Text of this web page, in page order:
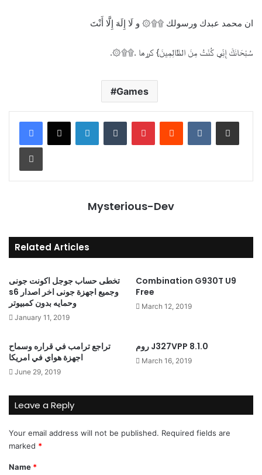
ان محمد عبدك ورسولك ۩۩۞ و لَا إِلَهَ إِلَّا أَنْتَ
سُبْحَانَكَ إِنِّي كُنْتُ مِنَ الظَّالِمِينَ} كررها .۩۩۞.
Games
Mysterious-Dev
Related Articles
تخطى حساب جوجل اكونت جونى
s6 وجميع اجهزة جونى اخر اصدار
وحمايه بدون كمبيوتر
January 11, 2019
Combination G930T U9
Free
March 12, 2019
تراجع ترامب في قراره وسماح
اجهزة هواي في امريكا
June 29, 2019
روم J327VPP 8.1.0
March 16, 2019
Leave a Reply
Your email address will not be published. Required fields are
marked *
Name *